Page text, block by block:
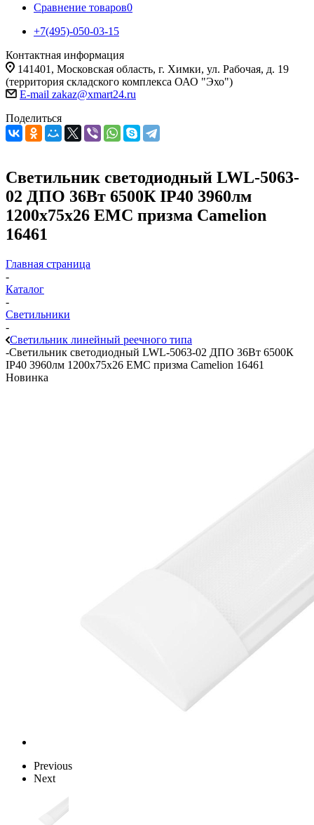
Сравнение товаров0
+7(495)-050-03-15
Контактная информация
141401, Московская область, г. Химки, ул. Рабочая, д. 19
(территория складского комплекса ОАО "Эхо")
E-mail zakaz@xmart24.ru
Поделиться
Светильник светодиодный LWL-5063-
02 ДПО 36Вт 6500К IP40 3960лм
1200х75х26 ЕМС призма Camelion
16461
Главная страница
-
Каталог
-
Светильники
-
Светильник линейный реечного типа
-Светильник светодиодный LWL-5063-02 ДПО 36Вт 6500К
IP40 3960лм 1200х75х26 ЕМС призма Camelion 16461
Новинка
Previous
Next